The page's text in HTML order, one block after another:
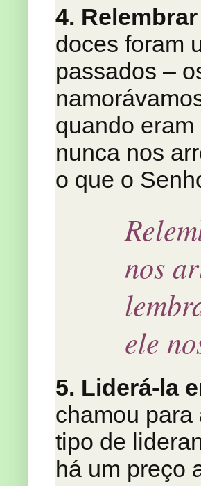
4.
doces foram
passados –
quando
nunca nos
o que o
nos
ele
5. Liderá-la
chamou
tipo de
há um preço